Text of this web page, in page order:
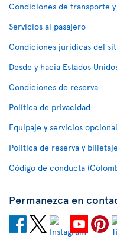
Condiciones de transporte
Servicios al pasajero
Condiciones jurídicas del
Desde y hacia Estados
Condiciones de reserva
Política de privacidad
Equipaje y servicios
Política de reserva y
Código de conducta
Permanezca en